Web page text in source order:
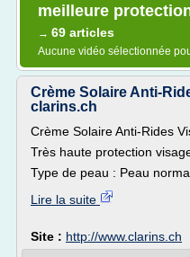
meilleure
→ 69 articles
Aucune vidéo sélectionnée
Crème Solaire Anti-
clarins.ch
Crème Solaire Anti-Rides
Très haute protection
Type de peau : Peau
Lire la suite
Site : http://www.clarins.ch